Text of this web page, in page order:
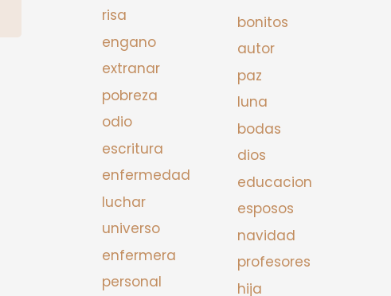
risa
engano
extranar
pobreza
odio
escritura
enfermedad
luchar
universo
enfermera
personal
bonitos
autor
paz
luna
bodas
dios
educacion
esposos
navidad
profesores
hija